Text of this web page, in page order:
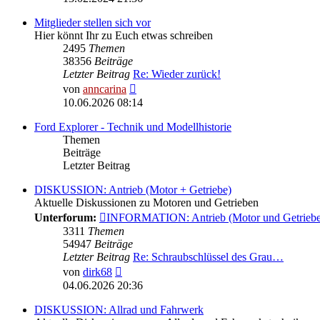
Mitglieder stellen sich vor
Hier könnt Ihr zu Euch etwas schreiben
2495 Themen
38356 Beiträge
Letzter Beitrag Re: Wieder zurück!
von anncarina
Beitrag
10.06.2026 08:14
Ford Explorer - Technik und Modellhistorie
Themen
Beiträge
Letzter Beitrag
DISKUSSION: Antrieb (Motor + Getriebe)
Aktuelle Diskussionen zu Motoren und Getrieben
Unterforum:
INFORMATION: Antrieb (Motor und
3311 Themen
54947 Beiträge
Letzter Beitrag Re: Schraubschlüssel des Grau…
von dirk68
Beitrag
04.06.2026 20:36
DISKUSSION: Allrad und Fahrwerk